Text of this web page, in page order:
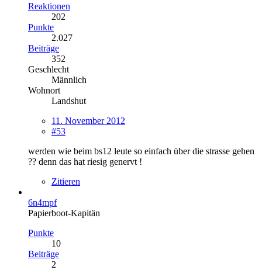
Reaktionen
202
Punkte
2.027
Beiträge
352
Geschlecht
Männlich
Wohnort
Landshut
11. November 2012
#53
werden wie beim bs12 leute so einfach über die strasse gehen
?? denn das hat riesig genervt !
Zitieren
6n4mpf
Papierboot-Kapitän
Punkte
10
Beiträge
2